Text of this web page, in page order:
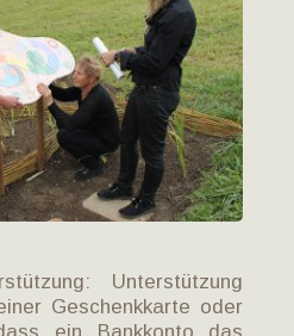
Unterstützung
Geschenkkarte oder